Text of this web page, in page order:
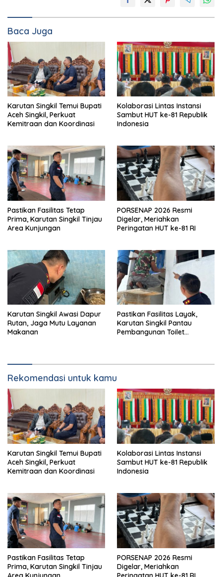
Baca Juga
Karutan Singkil Temui Bupati
Aceh Singkil, Perkuat
Kemitraan dan Koordinasi
Kolaborasi Lintas Instansi
Sambut HUT ke-81 Republik
Indonesia
Pastikan Fasilitas Tetap
Prima, Karutan Singkil Tinjau
Area Kunjungan
PORSENAP 2026 Resmi
Digelar, Meriahkan
Peringatan HUT ke-81 RI
Karutan Singkil Awasi Dapur
Rutan, Jaga Mutu Layanan
Makanan
Pastikan Fasilitas Layak,
Karutan Singkil Pantau
Pembangunan Toilet
Rekomendasi untuk kamu
Karutan Singkil Temui Bupati
Aceh Singkil, Perkuat
Kemitraan dan Koordinasi
Kolaborasi Lintas Instansi
Sambut HUT ke-81 Republik
Indonesia
Pastikan Fasilitas Tetap
Prima, Karutan Singkil Tinjau
PORSENAP 2026 Resmi
Digelar, Meriahkan